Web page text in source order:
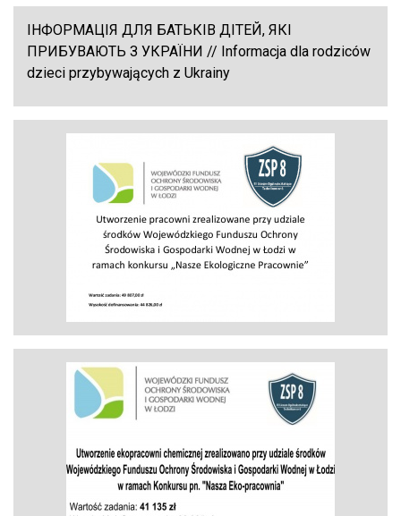
ІНФОРМАЦІЯ ДЛЯ БАТЬКІВ ДІТЕЙ, ЯКІ
ПРИБУВАЮТЬ З УКРАЇНИ // Informacja dla rodziców
dzieci przybywających z Ukrainy